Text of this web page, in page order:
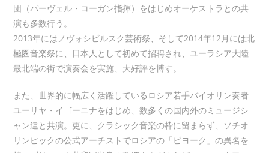
団（パーヴェル・コーガン指揮）をはじめオーケストラとの共
演も多数行う。
2013年にはノヴォシビルスク芸術祭、そして2014年12月には北
極圏音楽祭に、日本人として初めて招聘され、ユーラシア大陸
最北端の街で演奏会を実施、大好評を博す。
また、世界的に幅広く活躍しているロシア若手バイオリン奏者
ユーリヤ・イゴーニナをはじめ、数多くの国内外のミュージシ
ャン達と共演。更に、クラシック音楽の枠に留まらず、ソチオ
リンピックの公式アーチストでロシアの「ビヨーク」の異名を